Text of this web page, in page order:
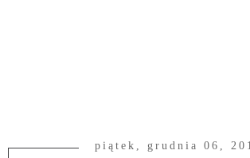
piątek, grudnia 06,